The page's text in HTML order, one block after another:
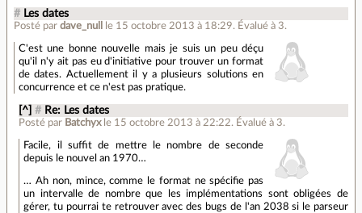
# Les dates
Posté par dave_null le 15 octobre 2013 à 18:29. Évalué à 3.
C'est une bonne nouvelle mais je suis un peu déçu
qu'il n'y ait pas eu d'initiative pour trouver un format
de dates. Actuellement il y a plusieurs solutions en
concurrence et ce n'est pas pratique.
[^] # Re: Les dates
Posté par Batchyx le 15 octobre 2013 à 22:22. Évalué à 3.
Facile, il suffit de mettre le nombre de seconde
depuis le nouvel an 1970…
… Ah non, mince, comme le format ne spécifie pas
un intervalle de nombre que les implémentations sont obligées de
gérer, tu pourrai te retrouver avec des bugs de l'an 2038 si le parseur